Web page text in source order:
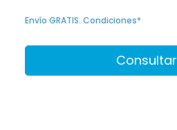
Envío GRATIS. Condiciones*
Consultar